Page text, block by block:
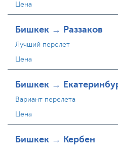
Цена
Бишкек → Раззаков
Лучший перелет
Цена
Бишкек →
Вариант перелета
Цена
Бишкек → Кербен